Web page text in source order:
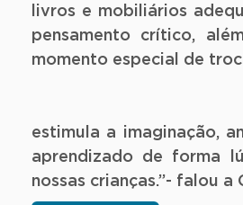
livros e mobiliários
pensamento crítico,
momento especial de
estimula a imaginação,
aprendizado de forma
nossas crianças.”- falou